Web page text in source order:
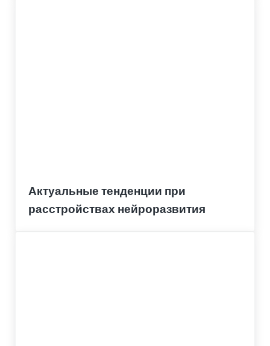
Актуальные тенденции при
расстройствах нейроразвития